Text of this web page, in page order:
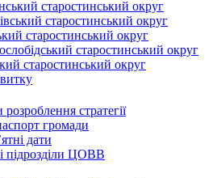
старостинський округ
старостинський округ
старостинський округ
старостинський округ
старостинський округ
стратегії
громади
дати
підрозділи ЦОВВ